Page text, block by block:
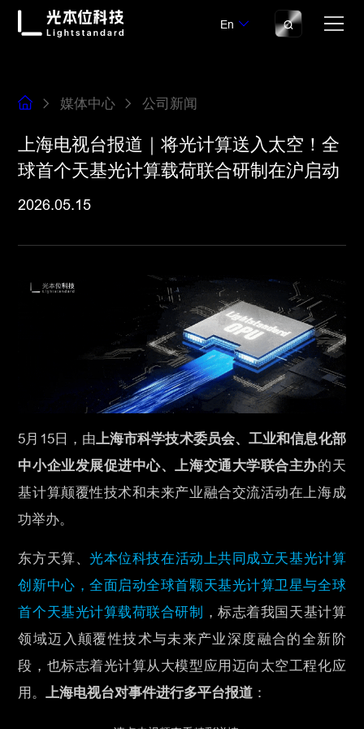
En
媒体中心 公司新闻
上海电视台报道｜将光计算送入太空！全
球首个天基光计算载荷联合研制在沪启动
2026.05.15
5月15日，由上海市科学技术委员会、工业和信息化部
中小企业发展促进中心、上海交通大学联合主办的天
基计算颠覆性技术和未来产业融合交流活动在上海成
功举办。
东方天算、光本位科技在活动上共同成立天基光计算
创新中心，全面启动全球首颗天基光计算卫星与全球
首个天基光计算载荷联合研制
，标志着我国天基计算
领域迈入颠覆性技术与未来产业深度融合的全新阶
段，也标志着光计算从大模型应用迈向太空工程化应
用。上海电视台对事件进行多平台报道 ：